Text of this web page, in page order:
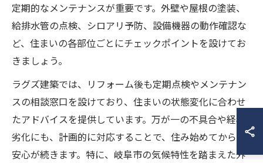
定期的なメンテナンスが重要です。外壁や屋根の塗装、
給排水管の点検、シロアリ予防、設備機器の動作確認な
ど、住まいの各部位ごとにチェックポイントを設けてお
きましょう。
ラグズ建築では、リフォーム後も定期点検やメンテナン
スの相談窓口を設けており、住まいの状態変化に合わせ
たアドバイスを提供しています。万が一の不具合や経年
劣化にも、計画的に対応することで、住み始めてからも
安心が続きます。特に、岐阜市の気候特性を踏まえた外